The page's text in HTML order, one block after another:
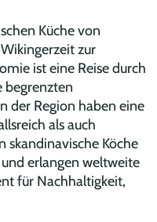
Küche von
zur
ist eine Reise durch
begrenzten
der Region haben eine
als auch
skandinavische Köche
erlangen weltweite
für Nachhaltigkeit,